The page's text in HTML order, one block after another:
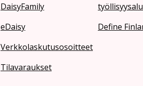
DaisyFamily
eDaisy
Verkkolaskutusosoitteet
Tilavaraukset
Define